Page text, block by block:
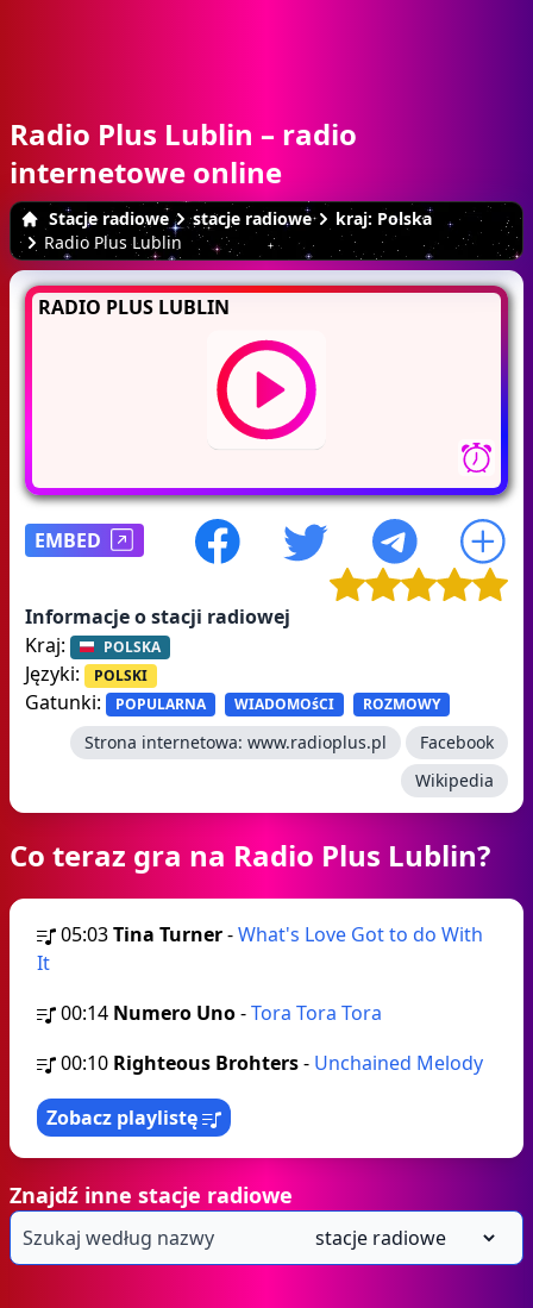
Radio Plus Lublin – radio
internetowe online
Stacje radiowe stacje radiowe
kraj: Polska
Radio Plus Lublin
RADIO PLUS LUBLIN
EMBED
Informacje o stacji radiowej
Kraj:
POLSKA
Języki: POLSKI
Gatunki: POPULARNA WIADOMOśCI ROZMOWY
Strona internetowa: www.radioplus.pl
Facebook
Wikipedia
Co teraz gra na Radio Plus Lublin?
05:03Tina Turner-What's Love Got to do With
It
00:14 Numero Uno-Tora Tora Tora
00:10 Righteous Brohters- Unchained Melody
Zobacz playlistę
Znajdź inne stacje radiowe